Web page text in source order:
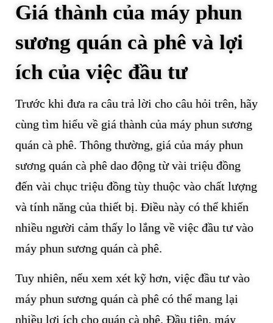
Giá thành của máy phun
sương quán cà phê và lợi
ích của việc đầu tư
Trước khi đưa ra câu trả lời cho câu hỏi trên, hãy
cùng tìm hiểu về giá thành của máy phun sương
quán cà phê. Thông thường, giá của máy phun
sương quán cà phê dao động từ vài triệu đồng
đến vài chục triệu đồng tùy thuộc vào chất lượng
và tính năng của thiết bị. Điều này có thể khiến
nhiều người cảm thấy lo lắng về việc đầu tư vào
máy phun sương quán cà phê.
Tuy nhiên, nếu xem xét kỹ hơn, việc đầu tư vào
máy phun sương quán cà phê có thể mang lại
nhiều lợi ích cho quán cà phê. Đầu tiên, máy